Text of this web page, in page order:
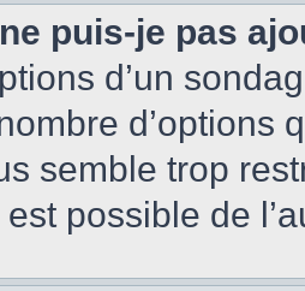
puis-je pas
d’un
d’options
semble trop
est possible de